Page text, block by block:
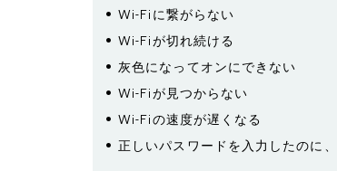
Wi-Fiに繋がらない
Wi-Fiが切れ続ける
灰色になってオンにできない
Wi-Fiが見つからない
Wi-Fiの速度が遅くなる
正しいパスワードを入力したのに